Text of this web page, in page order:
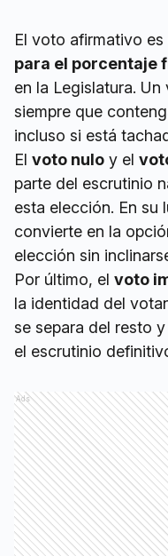
El voto afirmativo es
para el porcentaje
en la Legislatura.
siempre que
incluso si está
El voto nulo y el
parte del escrutinio
esta elección. En su
convierte en la
elección sin
Por último, el voto
la identidad del
se separa del resto
el escrutinio
Ads